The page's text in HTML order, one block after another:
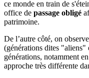
ce monde en train de
office de passage obligé
patrimoine.
De l’autre côté, on
(générations dites "aliens"
générations, notamment
approche très différente